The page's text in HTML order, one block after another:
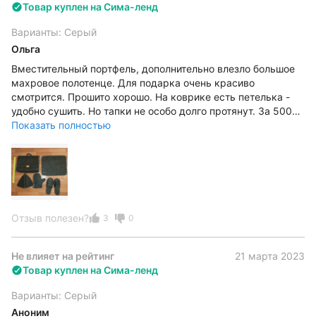
Товар куплен на Сима-ленд
Варианты: Серый
Ольга
Вместительный портфель, дополнительно влезло большое
махровое полотенце. Для подарка очень красиво
смотрится. Прошито хорошо. На коврике есть петелька -
удобно сушить. Но тапки не особо долго протянут. За 500
руб отличное качество!
Показать полностью
Отзыв полезен? 3 0
Не влияет на рейтинг
21 марта 2023
Товар куплен на Сима-ленд
Варианты: Серый
Аноним